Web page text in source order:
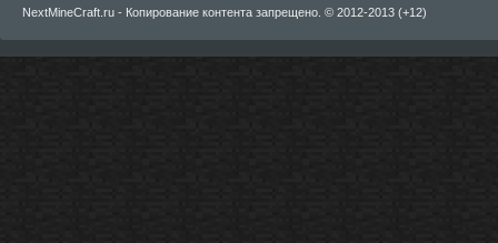
NextMineCraft.ru - Копирование контента запрещено. © 2012-2013 (+12)